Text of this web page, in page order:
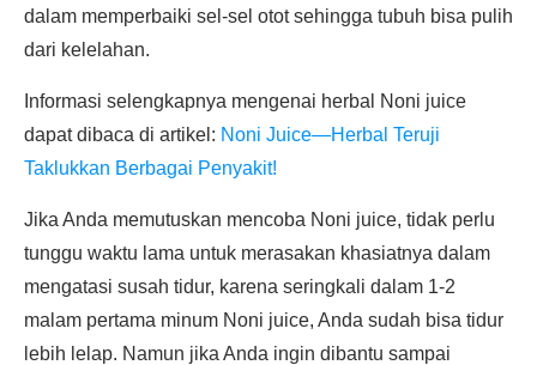
dalam memperbaiki sel-sel otot sehingga tubuh bisa pulih
dari kelelahan.
Informasi selengkapnya mengenai herbal Noni juice
dapat dibaca di artikel: Noni Juice—Herbal Teruji
Taklukkan Berbagai Penyakit!
Jika Anda memutuskan mencoba Noni juice, tidak perlu
tunggu waktu lama untuk merasakan khasiatnya dalam
mengatasi susah tidur, karena seringkali dalam 1-2
malam pertama minum Noni juice, Anda sudah bisa tidur
lebih lelap. Namun jika Anda ingin dibantu sampai